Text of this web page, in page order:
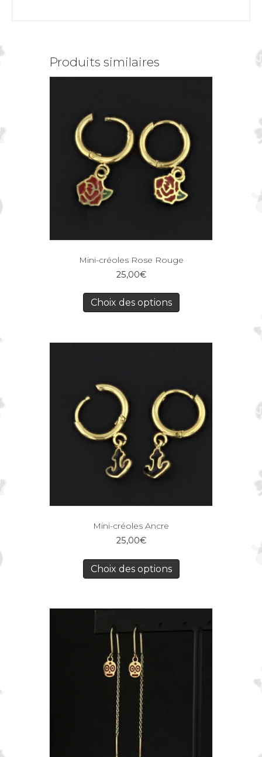
Produits similaires
Mini-créoles Rose Rouge
25,00€
Choix des options
Mini-créoles Ancre
25,00€
Choix des options